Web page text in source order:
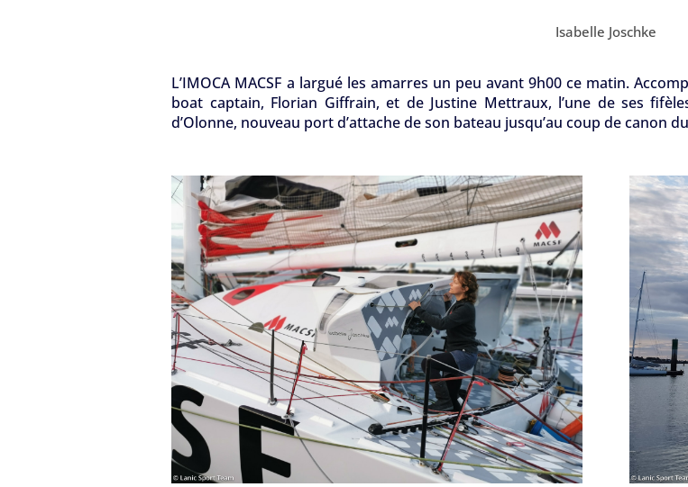
Isabelle Joschke
L’IMOCA MACSF a largué les amarres un peu avant 9h00 ce matin.
boat captain, Florian Giffrain, et de Justine Mettraux, l’une de ses
d’Olonne, nouveau port d’attache de son bateau jusqu’au coup de canon